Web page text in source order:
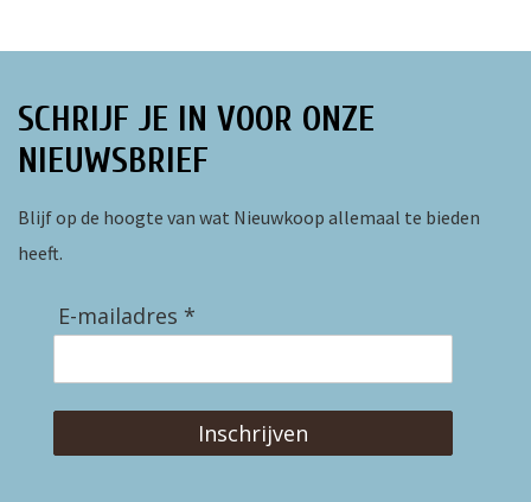
SCHRIJF JE IN VOOR ONZE
NIEUWSBRIEF
Blijf op de hoogte van wat Nieuwkoop allemaal te bieden
heeft.
E-mailadres *
Inschrijven